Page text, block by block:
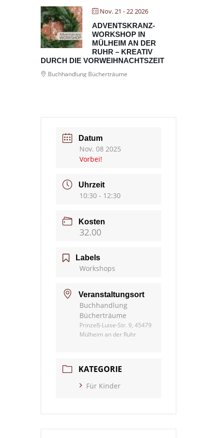
Nov. 21 - 22 2026
ADVENTSKRANZ-
WORKSHOP IN
MÜLHEIM AN DER
RUHR – KREATIV
DURCH DIE VORWEIHNACHTSZEIT
Buchhandlung Bücherträume
Datum
Nov. 08 2025
Vorbei!
Uhrzeit
10:30 - 12:30
Kosten
32.00
Labels
Workshops
Veranstaltungsort
Buchhandlung
Bücherträume
Prinzeß-Luise-Str. 9, 45479
Mülheim an der Ruhr
KATEGORIE
Für Kinder